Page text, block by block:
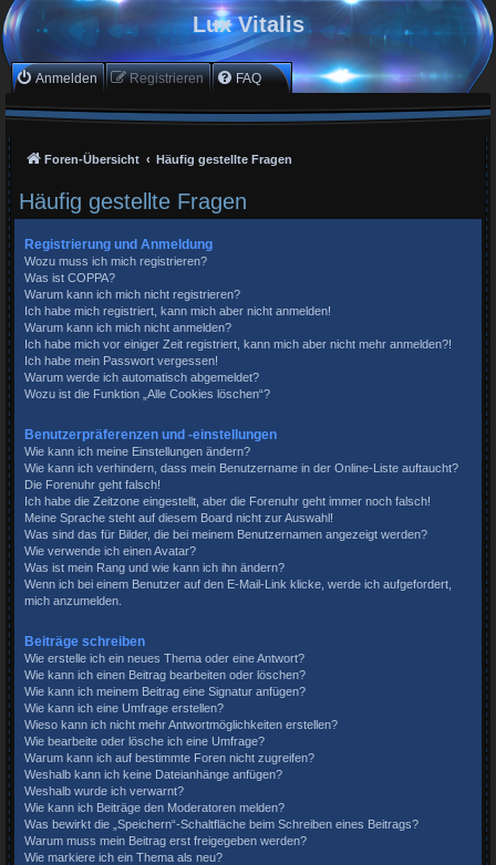
Lux Vitalis
Anmelden Registrieren FAQ
Foren-Übersicht Häufig gestellte Fragen
Häufig gestellte Fragen
Registrierung und Anmeldung
Wozu muss ich mich registrieren?
Was ist COPPA?
Warum kann ich mich nicht registrieren?
Ich habe mich registriert, kann mich aber nicht anmelden!
Warum kann ich mich nicht anmelden?
Ich habe mich vor einiger Zeit registriert, kann mich aber nicht mehr anmelden?!
Ich habe mein Passwort vergessen!
Warum werde ich automatisch abgemeldet?
Wozu ist die Funktion „Alle Cookies löschen“?
Benutzerpräferenzen und -einstellungen
Wie kann ich meine Einstellungen ändern?
Wie kann ich verhindern, dass mein Benutzername in der Online-Liste auftaucht?
Die Forenuhr geht falsch!
Ich habe die Zeitzone eingestellt, aber die Forenuhr geht immer noch falsch!
Meine Sprache steht auf diesem Board nicht zur Auswahl!
Was sind das für Bilder, die bei meinem Benutzernamen angezeigt werden?
Wie verwende ich einen Avatar?
Was ist mein Rang und wie kann ich ihn ändern?
Wenn ich bei einem Benutzer auf den E-Mail-Link klicke, werde ich aufgefordert,
mich anzumelden.
Beiträge schreiben
Wie erstelle ich ein neues Thema oder eine Antwort?
Wie kann ich einen Beitrag bearbeiten oder löschen?
Wie kann ich meinem Beitrag eine Signatur anfügen?
Wie kann ich eine Umfrage erstellen?
Wieso kann ich nicht mehr Antwortmöglichkeiten erstellen?
Wie bearbeite oder lösche ich eine Umfrage?
Warum kann ich auf bestimmte Foren nicht zugreifen?
Weshalb kann ich keine Dateianhänge anfügen?
Weshalb wurde ich verwarnt?
Wie kann ich Beiträge den Moderatoren melden?
Was bewirkt die „Speichern“-Schaltfläche beim Schreiben eines Beitrags?
Warum muss mein Beitrag erst freigegeben werden?
Wie markiere ich ein Thema als neu?